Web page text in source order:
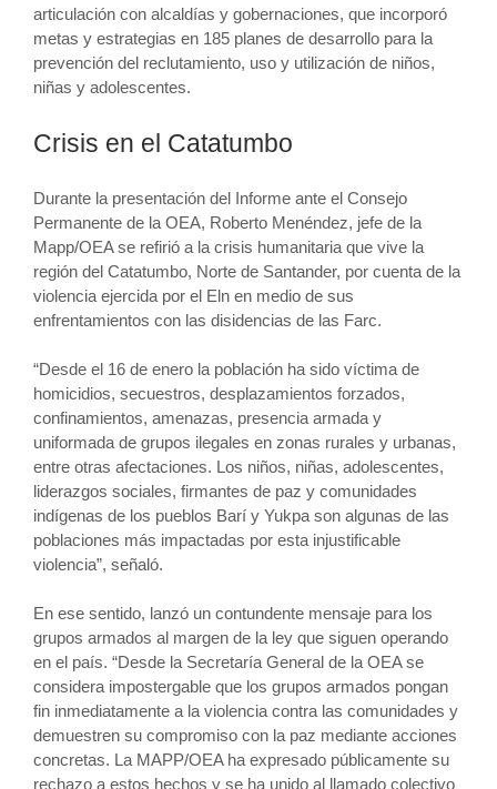
articulación con alcaldías y gobernaciones, que incorporó
metas y estrategias en 185 planes de desarrollo para la
prevención del reclutamiento, uso y utilización de niños,
niñas y adolescentes.
Crisis en el Catatumbo
Durante la presentación del Informe ante el Consejo
Permanente de la OEA, Roberto Menéndez, jefe de la
Mapp/OEA se refirió a la crisis humanitaria que vive la
región del Catatumbo, Norte de Santander, por cuenta de la
violencia ejercida por el Eln en medio de sus
enfrentamientos con las disidencias de las Farc.
“Desde el 16 de enero la población ha sido víctima de
homicidios, secuestros, desplazamientos forzados,
confinamientos, amenazas, presencia armada y
uniformada de grupos ilegales en zonas rurales y urbanas,
entre otras afectaciones. Los niños, niñas, adolescentes,
liderazgos sociales, firmantes de paz y comunidades
indígenas de los pueblos Barí y Yukpa son algunas de las
poblaciones más impactadas por esta injustificable
violencia”, señaló.
En ese sentido, lanzó un contundente mensaje para los
grupos armados al margen de la ley que siguen operando
en el país. “Desde la Secretaría General de la OEA se
considera impostergable que los grupos armados pongan
fin inmediatamente a la violencia contra las comunidades y
demuestren su compromiso con la paz mediante acciones
concretas. La MAPP/OEA ha expresado públicamente su
rechazo a estos hechos y se ha unido al llamado colectivo